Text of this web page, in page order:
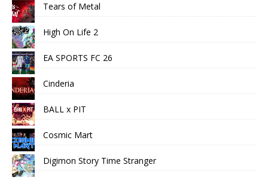
Tears of Metal
High On Life 2
EA SPORTS FC 26
Cinderia
BALL x PIT
Cosmic Mart
Digimon Story Time Stranger